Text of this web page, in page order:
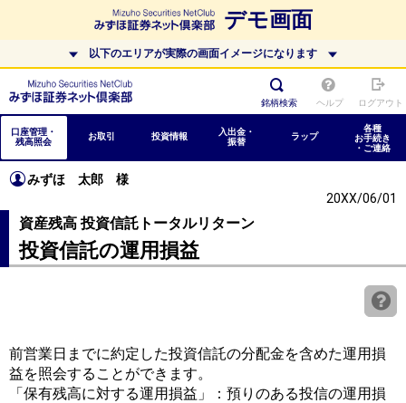
デモ画面
以下のエリアが実際の画面イメージになります
銘柄検索 ヘルプ ログアウト
口座管理・
残高照会
お取引 投資情報
入出金・
振替
ラップ
各種
お手続き
・ご連絡
みずほ 太郎
様
20XX/06/01
資産残高 投資信託トータルリターン
投資信託の運用損益
前営業日までに約定した投資信託の分配金を含めた運用損
益を照会することができます。
「保有残高に対する運用損益」：預りのある投信の運用損